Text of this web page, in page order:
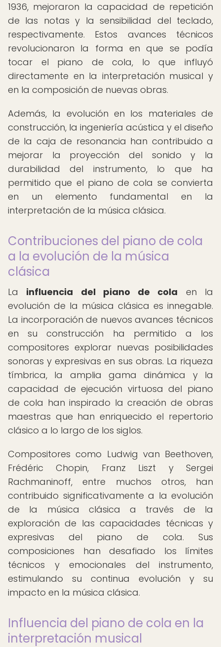
1936, mejoraron la capacidad de repetición
de las notas y la sensibilidad del teclado,
respectivamente. Estos avances técnicos
revolucionaron la forma en que se podía
tocar el piano de cola, lo que influyó
directamente en la interpretación musical y
en la composición de nuevas obras.
Además, la evolución en los materiales de
construcción, la ingeniería acústica y el diseño
de la caja de resonancia han contribuido a
mejorar la proyección del sonido y la
durabilidad del instrumento, lo que ha
permitido que el piano de cola se convierta
en un elemento fundamental en la
interpretación de la música clásica.
Contribuciones del piano de cola
a la evolución de la música
clásica
La influencia del piano de cola en la
evolución de la música clásica es innegable.
La incorporación de nuevos avances técnicos
en su construcción ha permitido a los
compositores explorar nuevas posibilidades
sonoras y expresivas en sus obras. La riqueza
tímbrica, la amplia gama dinámica y la
capacidad de ejecución virtuosa del piano
de cola han inspirado la creación de obras
maestras que han enriquecido el repertorio
clásico a lo largo de los siglos.
Compositores como Ludwig van Beethoven,
Frédéric Chopin, Franz Liszt y Sergei
Rachmaninoff, entre muchos otros, han
contribuido significativamente a la evolución
de la música clásica a través de la
exploración de las capacidades técnicas y
expresivas del piano de cola. Sus
composiciones han desafiado los límites
técnicos y emocionales del instrumento,
estimulando su continua evolución y su
impacto en la música clásica.
Influencia del piano de cola en la
interpretación musical